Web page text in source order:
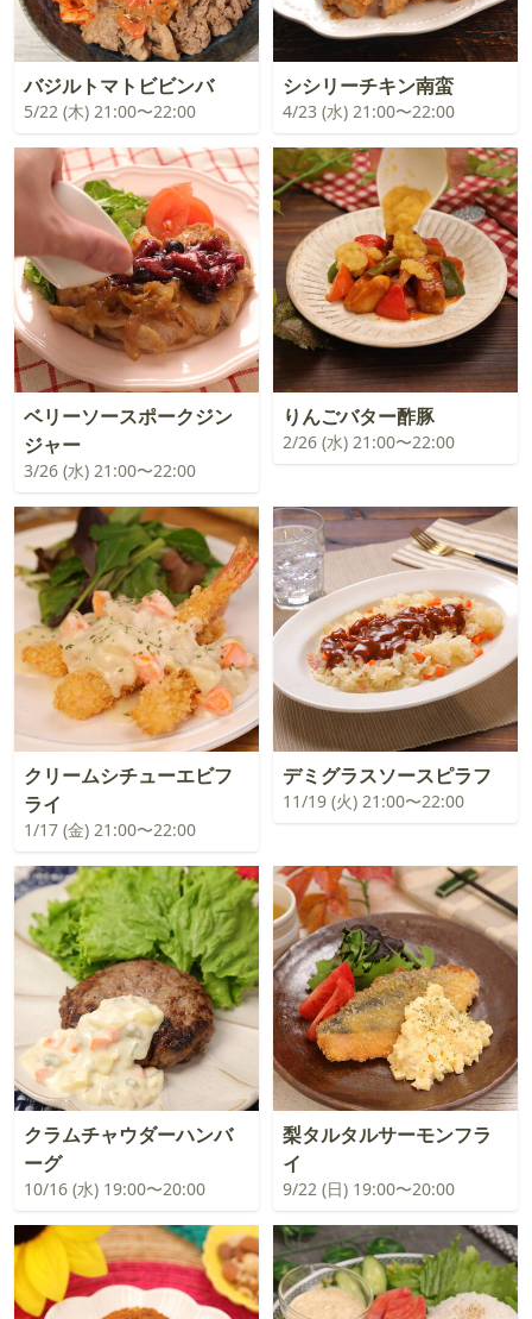
バジルトマトビビンバ
5/22 (木) 21:00〜22:00
シシリーチキン南蛮
4/23 (水) 21:00〜22:00
ベリーソースポークジン
ジャー
3/26 (水) 21:00〜22:00
りんごバター酢豚
2/26 (水) 21:00〜22:00
クリームシチューエビフ
ライ
1/17 (金) 21:00〜22:00
デミグラスソースピラフ
11/19 (火) 21:00〜22:00
クラムチャウダーハンバ
ーグ
10/16 (水) 19:00〜20:00
梨タルタルサーモンフラ
イ
9/22 (日) 19:00〜20:00